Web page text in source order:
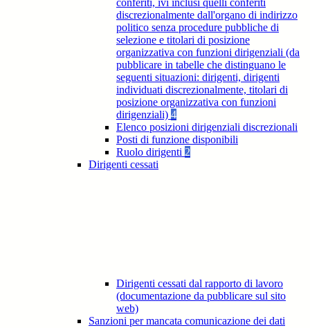
conferiti, ivi inclusi quelli conferiti
discrezionalmente dall'organo di indirizzo
politico senza procedure pubbliche di
selezione e titolari di posizione
organizzativa con funzioni dirigenziali (da
pubblicare in tabelle che distinguano le
seguenti situazioni: dirigenti, dirigenti
individuati discrezionalmente, titolari di
posizione organizzativa con funzioni
dirigenziali) 4
Elenco posizioni dirigenziali discrezionali
Posti di funzione disponibili
Ruolo dirigenti 2
Dirigenti cessati
Dirigenti cessati dal rapporto di lavoro
(documentazione da pubblicare sul sito
web)
Sanzioni per mancata comunicazione dei dati